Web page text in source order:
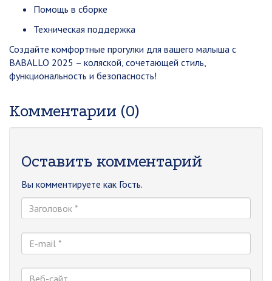
Помощь в сборке
Техническая поддержка
Создайте комфортные прогулки для вашего малыша с
BABALLO 2025 – коляской, сочетающей стиль,
функциональность и безопасность!
Комментарии (0)
Оставить комментарий
Вы комментируете как Гость.